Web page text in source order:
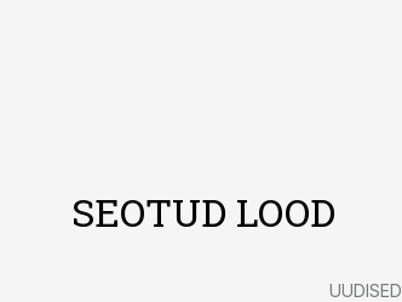
SEOTUD LOOD
UUDISED